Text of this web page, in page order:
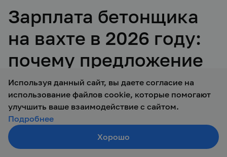
Зарплата бетонщика
на вахте в 2026 году:
почему предложение
150 000 ₽ не является
конкурентным
Уважаемые коллеги — руководители
строительных проектов, специалисты
Используя данный сайт, вы даете согласие на
использование файлов cookie, которые помогают
улучшить ваше взаимодействие с сайтом.
Подробнее
Хорошо